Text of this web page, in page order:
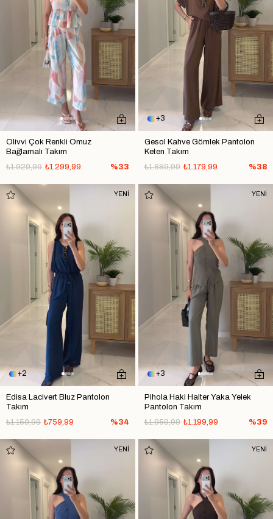
Olivvi Çok Renkli Omuz
Bağlamalı Takım
₺1.299,99
₺1.929,99 %33
3
Gesol Kahve Gömlek Pantolon
Keten Takım
₺1.179,99
₺1.889,99 %38
2
Edisa Lacivert Bluz Pantolon
Takım
₺759,99
₺1.159,99 %34
YENİ
3
Pihola Haki Halter Yaka Yelek
Pantolon Takım
₺1.199,99
₺1.959,99 %39
YENİ
YENİ YENİ